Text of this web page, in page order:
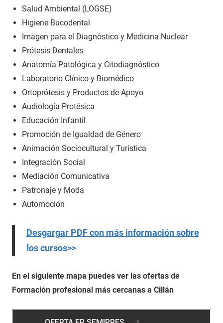
Salud Ambiental (LOGSE)
Higiene Bucodental
Imagen para el Diagnóstico y Medicina Nuclear
Prótesis Dentales
Anatomía Patológica y Citodiagnóstico
Laboratorio Clínico y Biomédico
Ortoprótesis y Productos de Apoyo
Audiología Protésica
Educación Infantil
Promoción de Igualdad de Género
Animación Sociocultural y Turística
Integración Social
Mediación Comunicativa
Patronaje y Moda
Automoción
Desgargar PDF con más información sobre
los cursos>>
En el siguiente mapa puedes ver las ofertas de
Formación profesional más cercanas a Cillán